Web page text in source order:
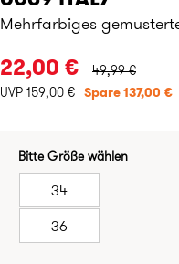
Mehrfarbiges
22,00 €
49,99 €
UVP 159,00 €
Spare 137,00 €
Bitte Größe wählen
34
36